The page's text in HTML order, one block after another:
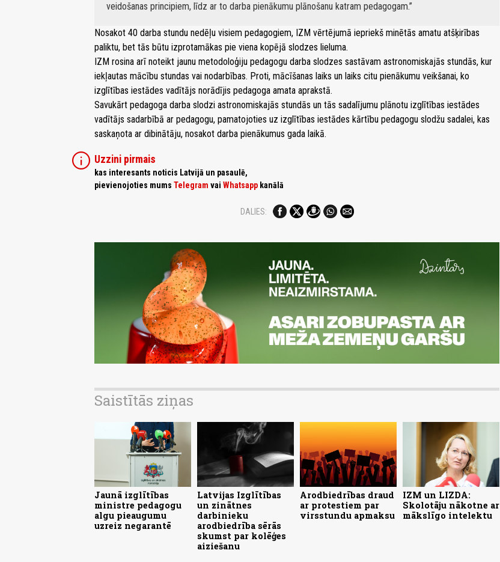
veidošanas principiem, līdz ar to darba pienākumu plānošanu katram pedagogam.
Nosakot 40 darba stundu nedēļu visiem pedagogiem, IZM vērtējumā iepriekš minētās amatu atšķirības
paliktu, bet tās būtu izprotamākas pie viena kopējā slodzes lieluma.
IZM rosina arī noteikt jaunu metodoloģiju pedagogu darba slodzes sastāvam astronomiskajās stundās, kur
iekļautas mācību stundas vai nodarbības. Proti, mācīšanas laiks un laiks citu pienākumu veikšanai, ko
izglītības iestādes vadītājs norādījis pedagoga amata aprakstā.
Savukārt pedagoga darba slodzi astronomiskajās stundās un tās sadalījumu plānotu izglītības iestādes
vadītājs sadarbībā ar pedagogu, pamatojoties uz izglītības iestādes kārtību pedagogu slodžu sadalei, kas
saskaņota ar dibinātāju, nosakot darba pienākumus gada laikā.
info Uzzini pirmais
kas interesants noticis Latvijā un pasaulē,
pievienojoties mums Telegram vai Whatsapp kanālā
DALIES:
Saistītās ziņas
Jaunā izglītības
ministre pedagogu
algu pieaugumu
uzreiz negarantē
Latvijas Izglītības
un zinātnes
darbinieku
arodbiedrība sērās
skumst par kolēģes
aiziešanu
Arodbiedrības draud
ar protestiem par
virsstundu apmaksu
IZM un LIZDA:
Skolotāju nākotne ar
mākslīgo intelektu